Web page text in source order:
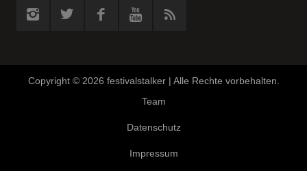
Copyright © 2026 festivalstalker | Alle Rechte vorbehalten.
Team
Datenschutz
Impressum